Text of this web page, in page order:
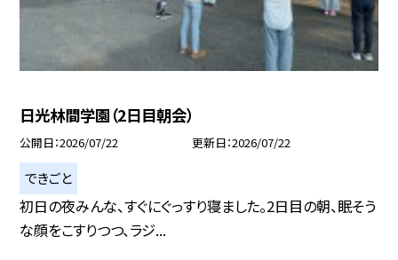
日光林間学園（2日目朝会）
公開日 2026/07/22 更新日 2026/07/22
できごと
初日の夜みんな、すぐにぐっすり寝ました。2日目の朝、眠そう
な顔をこすりつつ、ラジ...